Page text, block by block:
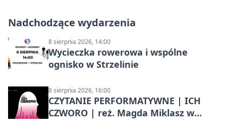
Nadchodzące wydarzenia
8 sierpnia 2026, 14:00
Wycieczka rowerowa i wspólne
ognisko w Strzelinie
8 sierpnia 2026, 16:00
CZYTANIE PERFORMATYWNE | ICH
CZWORO | reż. Magda Miklasz w